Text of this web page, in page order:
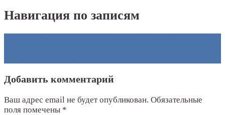
Навигация по записям
Добавить комментарий
Ваш адрес email не будет опубликован. Обязательные
поля помечены *